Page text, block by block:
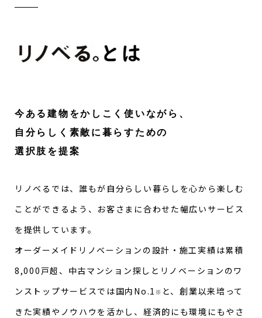
今ある建物をかしこく使いながら、
自分らしく素敵に暮らすための
選択肢を提案
リノベるでは、誰もが自分らしい暮らしを心から楽しむ
ことができるよう、お客さまに合わせた幅広いサービス
を提供しています。
オーダーメイドリノベーションの設計・施工実績は累積
8,000戸超、中古マンション探しとリノベーションのワ
ンストップサービスでは国内No.1 ※ と、創業以来培って
きた実績やノウハウを活かし、経済的にも環境にもやさ